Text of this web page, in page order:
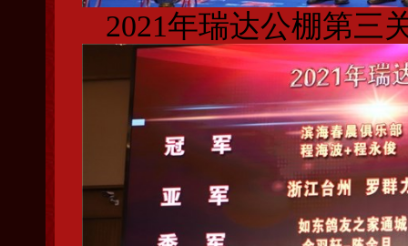
2021年瑞达公棚第三